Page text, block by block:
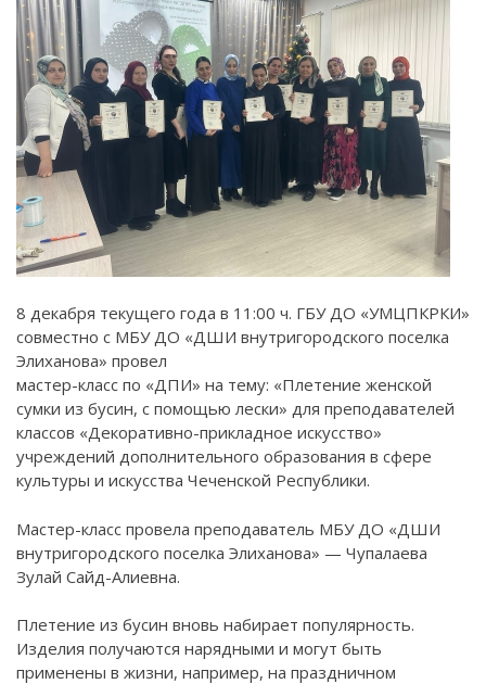
8 декабря текущего года в 11:00 ч. ГБУ ДО «УМЦПКРКИ»
совместно с МБУ ДО «ДШИ внутригородского поселка
Элиханова» провел
мастер-класс по «ДПИ» на тему: «Плетение женской
сумки из бусин, с помощью лески» для преподавателей
классов «Декоративно-прикладное искусство»
учреждений дополнительного образования в сфере
культуры и искусства Чеченской Республики.
Мастер-класс провела преподаватель МБУ ДО «ДШИ
внутригородского поселка Элиханова» — Чупалаева
Зулай Сайд-Алиевна.
Плетение из бусин вновь набирает популярность.
Изделия получаются нарядными и могут быть
применены в жизни, например, на праздничном